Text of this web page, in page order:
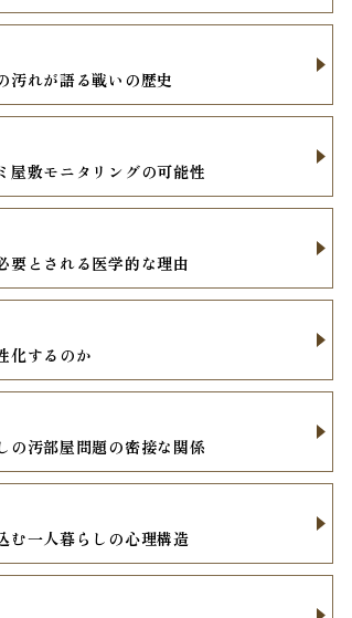
汚れが語る戦いの歴史
屋敷モニタリングの可能性
要とされる医学的な理由
化するのか
の汚部屋問題の密接な関係
む一人暮らしの心理構造